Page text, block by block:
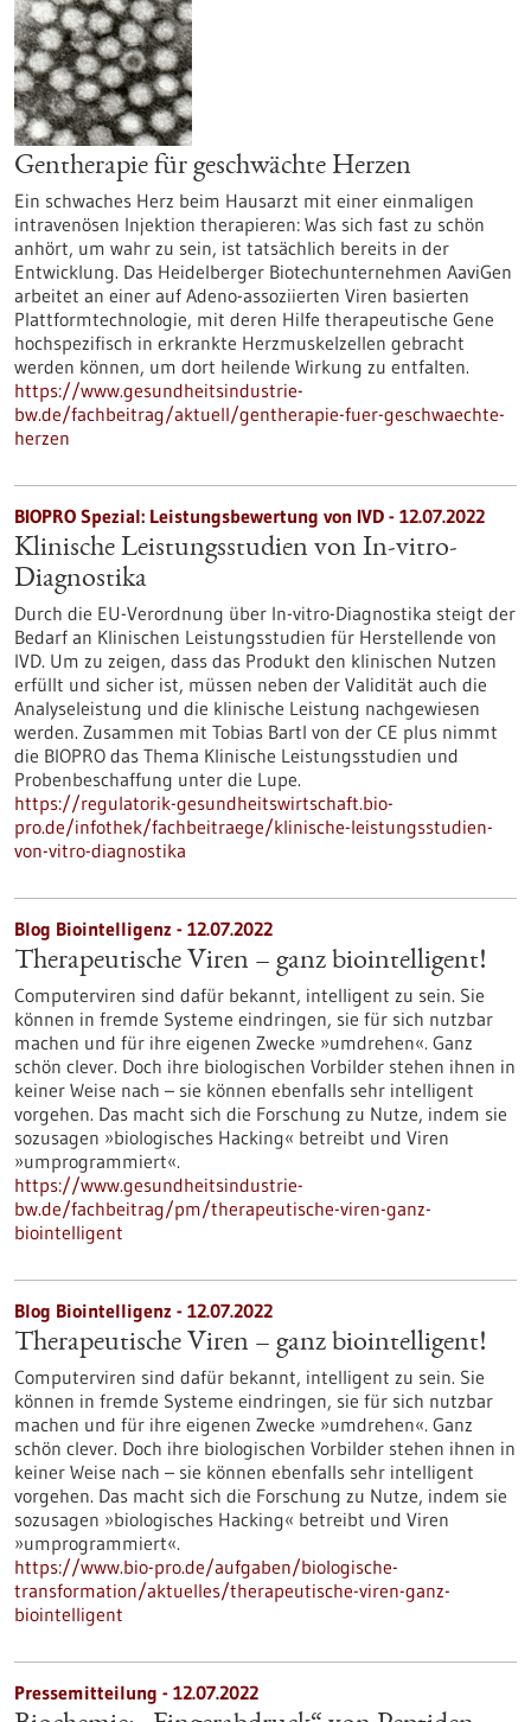
Gentherapie für geschwächte Herzen
Ein schwaches Herz beim Hausarzt mit einer einmaligen
intravenösen Injektion therapieren: Was sich fast zu schön
anhört, um wahr zu sein, ist tatsächlich bereits in der
Entwicklung. Das Heidelberger Biotechunternehmen AaviGen
arbeitet an einer auf Adeno-assoziierten Viren basierten
Plattformtechnologie, mit deren Hilfe therapeutische Gene
hochspezifisch in erkrankte Herzmuskelzellen gebracht
werden können, um dort heilende Wirkung zu entfalten.
https://www.gesundheitsindustrie-
bw.de/fachbeitrag/aktuell/gentherapie-fuer-geschwaechte-
herzen
BIOPRO Spezial: Leistungsbewertung von IVD - 12.07.2022
Klinische Leistungsstudien von In-vitro-
Diagnostika
Durch die EU-Verordnung über In-vitro-Diagnostika steigt der
Bedarf an Klinischen Leistungsstudien für Herstellende von
IVD. Um zu zeigen, dass das Produkt den klinischen Nutzen
erfüllt und sicher ist, müssen neben der Validität auch die
Analyseleistung und die klinische Leistung nachgewiesen
werden. Zusammen mit Tobias Bartl von der CE plus nimmt
die BIOPRO das Thema Klinische Leistungsstudien und
Probenbeschaffung unter die Lupe.
https://regulatorik-gesundheitswirtschaft.bio-
pro.de/infothek/fachbeitraege/klinische-leistungsstudien-
von-vitro-diagnostika
Blog Biointelligenz - 12.07.2022
Therapeutische Viren – ganz biointelligent!
Computerviren sind dafür bekannt, intelligent zu sein. Sie
können in fremde Systeme eindringen, sie für sich nutzbar
machen und für ihre eigenen Zwecke »umdrehen«. Ganz
schön clever. Doch ihre biologischen Vorbilder stehen ihnen in
keiner Weise nach – sie können ebenfalls sehr intelligent
vorgehen. Das macht sich die Forschung zu Nutze, indem sie
sozusagen »biologisches Hacking« betreibt und Viren
»umprogrammiert«.
https://www.gesundheitsindustrie-
bw.de/fachbeitrag/pm/therapeutische-viren-ganz-
biointelligent
Blog Biointelligenz - 12.07.2022
Therapeutische Viren – ganz biointelligent!
Computerviren sind dafür bekannt, intelligent zu sein. Sie
können in fremde Systeme eindringen, sie für sich nutzbar
machen und für ihre eigenen Zwecke »umdrehen«. Ganz
schön clever. Doch ihre biologischen Vorbilder stehen ihnen in
keiner Weise nach – sie können ebenfalls sehr intelligent
vorgehen. Das macht sich die Forschung zu Nutze, indem sie
sozusagen »biologisches Hacking« betreibt und Viren
»umprogrammiert«.
https://www.bio-pro.de/aufgaben/biologische-
transformation/aktuelles/therapeutische-viren-ganz-
biointelligent
Pressemitteilung - 12.07.2022